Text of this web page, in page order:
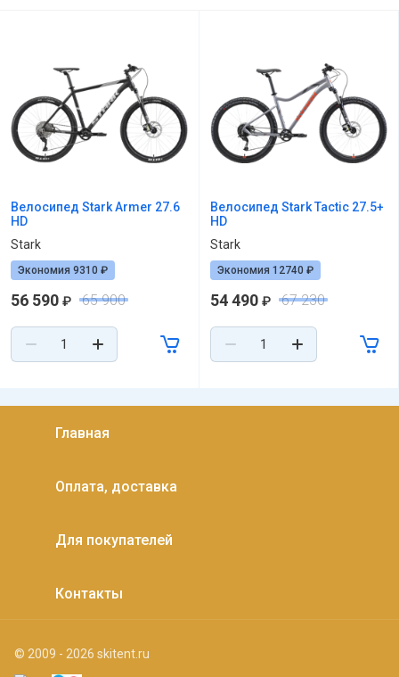
Велосипед Stark Armer 27.6
HD
Stark
Экономия 9310 ₽
56 590 ₽ 65 900
Велосипед Stark Tactic 27.5+
HD
Stark
Экономия 12740 ₽
54 490 ₽ 67 230
Главная
Оплата, доставка
Для покупателей
Контакты
© 2009 - 2026 skitent.ru